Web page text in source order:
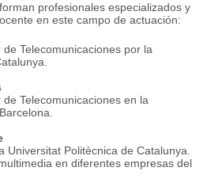
profesionales especializados y
en este campo de actuación:
Telecomunicaciones por la
Telecomunicaciones en la
Universitat Politècnica de Catalunya.
en diferentes empresas del